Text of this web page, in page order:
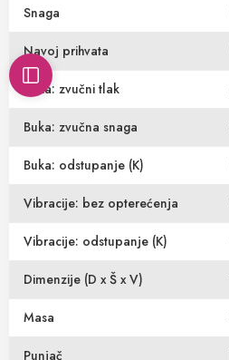
Snaga
Navoj prihvata
Buka: zvučni tlak
Buka: zvučna snaga
Buka: odstupanje (K)
Vibracije: bez opterećenja
Vibracije: odstupanje (K)
Dimenzije (D x Š x V)
Masa
Punjač